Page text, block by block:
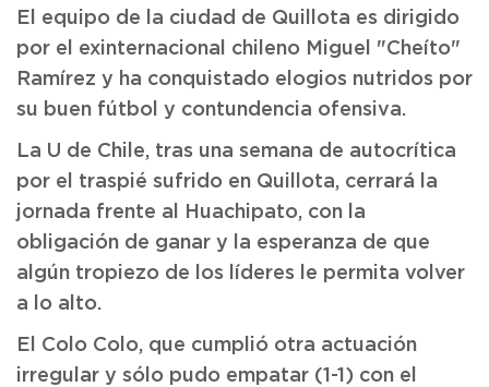
El equipo de la ciudad de Quillota es dirigido
por el exinternacional chileno Miguel "Cheíto"
Ramírez y ha conquistado elogios nutridos por
su buen fútbol y contundencia ofensiva.
La U de Chile, tras una semana de autocrítica
por el traspié sufrido en Quillota, cerrará la
jornada frente al Huachipato, con la
obligación de ganar y la esperanza de que
algún tropiezo de los líderes le permita volver
a lo alto.
El Colo Colo, que cumplió otra actuación
irregular y sólo pudo empatar (1-1) con el